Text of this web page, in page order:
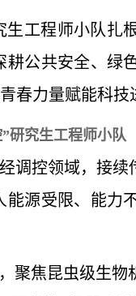
工程师小队扎
公共安全、绿
春力量赋能科技
研究生工程师小队
调控领域，接
源受限、能力
聚焦昆虫级生